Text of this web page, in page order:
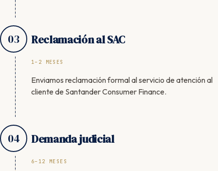
03 Reclamación al SAC
1–2 MESES
Enviamos reclamación formal al servicio de atención al
cliente de Santander Consumer Finance.
04 Demanda judicial
6–12 MESES